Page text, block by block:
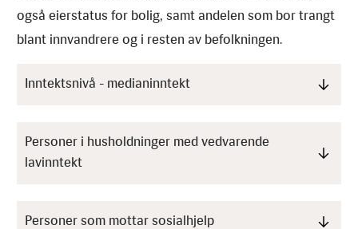
også eierstatus for bolig, samt andelen som bor trangt
blant innvandrere og i resten av befolkningen.
Inntektsnivå - medianinntekt
Personer i husholdninger med vedvarende
lavinntekt
Personer som mottar sosialhjelp